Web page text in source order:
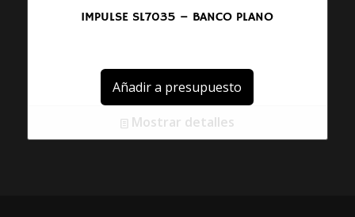
IMPULSE SL7035 – BANCO PLANO
Añadir a presupuesto
Mostrar detalles